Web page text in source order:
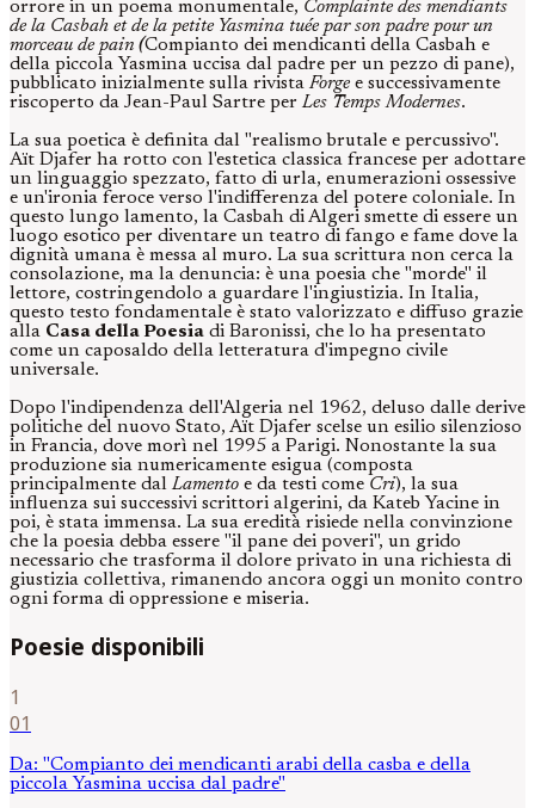
orrore in un poema monumentale, Complainte des mendiants
de la Casbah et de la petite Yasmina tuée par son padre pour un
morceau de pain (Compianto dei mendicanti della Casbah e
della piccola Yasmina uccisa dal padre per un pezzo di pane),
pubblicato inizialmente sulla rivista Forgee successivamente
riscoperto da Jean-Paul Sartre per Les Temps Modernes.
La sua poetica è definita dal "realismo brutale e percussivo".
Aït Djafer ha rotto con l'estetica classica francese per adottare
un linguaggio spezzato, fatto di urla, enumerazioni ossessive
e un'ironia feroce verso l'indifferenza del potere coloniale. In
questo lungo lamento, la Casbah di Algeri smette di essere un
luogo esotico per diventare un teatro di fango e fame dove la
dignità umana è messa al muro. La sua scrittura non cerca la
consolazione, ma la denuncia: è una poesia che "morde" il
lettore, costringendolo a guardare l'ingiustizia. In Italia,
questo testo fondamentale è stato valorizzato e diffuso grazie
alla Casa della Poesia di Baronissi, che lo ha presentato
come un caposaldo della letteratura d'impegno civile
universale.
Dopo l'indipendenza dell'Algeria nel 1962, deluso dalle derive
politiche del nuovo Stato, Aït Djafer scelse un esilio silenzioso
in Francia, dove morì nel 1995 a Parigi. Nonostante la sua
produzione sia numericamente esigua (composta
principalmente dal Lamento e da testi come Cri), la sua
influenza sui successivi scrittori algerini, da Kateb Yacine in
poi, è stata immensa. La sua eredità risiede nella convinzione
che la poesia debba essere "il pane dei poveri", un grido
necessario che trasforma il dolore privato in una richiesta di
giustizia collettiva, rimanendo ancora oggi un monito contro
ogni forma di oppressione e miseria.
Poesie disponibili
1
01
Da: "Compianto dei mendicanti arabi della casba e della
piccola Yasmina uccisa dal padre"